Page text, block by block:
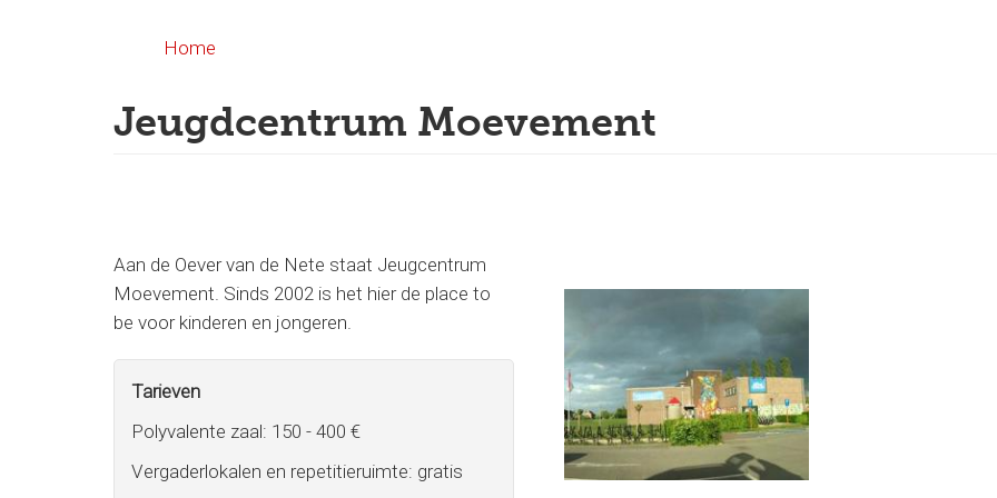
Home
Jeugdcentrum Moevement
Aan de Oever van de Nete staat Jeugcentrum
Moevement. Sinds 2002 is het hier de place to
be voor kinderen en jongeren.
Tarieven
Polyvalente zaal: 150 - 400 €
Vergaderlokalen en repetitieruimte: gratis